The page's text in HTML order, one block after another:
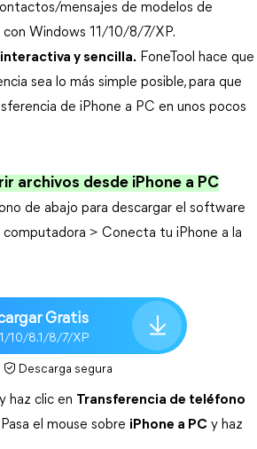
mensajes de modelos de
Windows 11/10/8/7/XP.
y sencilla. FoneTool hace que
sea lo más simple posible, para que
de iPhone a PC en unos pocos
archivos desde iPhone a PC
de abajo para descargar el software
computadora > Conecta tu iPhone a la
Gratis
10/8.1/8/7/XP
Descarga segura
haz clic en Transferencia de teléfono
el mouse sobre iPhone a PC y haz